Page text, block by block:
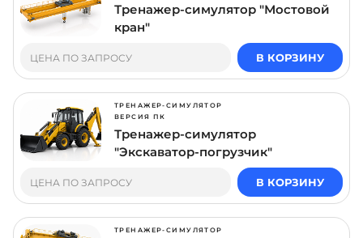
Тренажер-симулятор "Мостовой
кран"
ЦЕНА ПО ЗАПРОСУ В КОРЗИНУ
ТРЕНАЖЕР-СИМУЛЯТОР
ВЕРСИЯ ПК
Тренажер-симулятор
"Экскаватор-погрузчик"
ЦЕНА ПО ЗАПРОСУ В КОРЗИНУ
ТРЕНАЖЕР-СИМУЛЯТОР